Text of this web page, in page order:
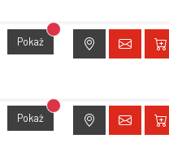
Pokaż Brak dostępu do lokalizacji
Pokaż Brak dostępu do lokalizacji